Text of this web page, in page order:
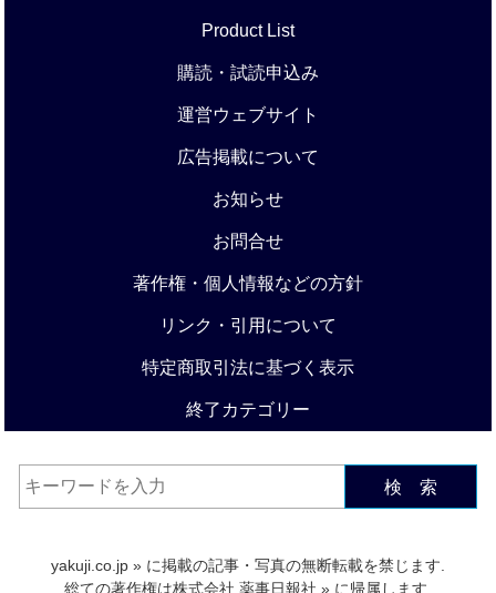
Product List
購読・試読申込み
運営ウェブサイト
広告掲載について
お知らせ
お問合せ
著作権・個人情報などの方針
リンク・引用について
特定商取引法に基づく表示
終了カテゴリー
検 索
yakuji.co.jp » に掲載の記事・写真の無断転載を禁じます.
総ての著作権は株式会社 薬事日報社 » に帰属します.